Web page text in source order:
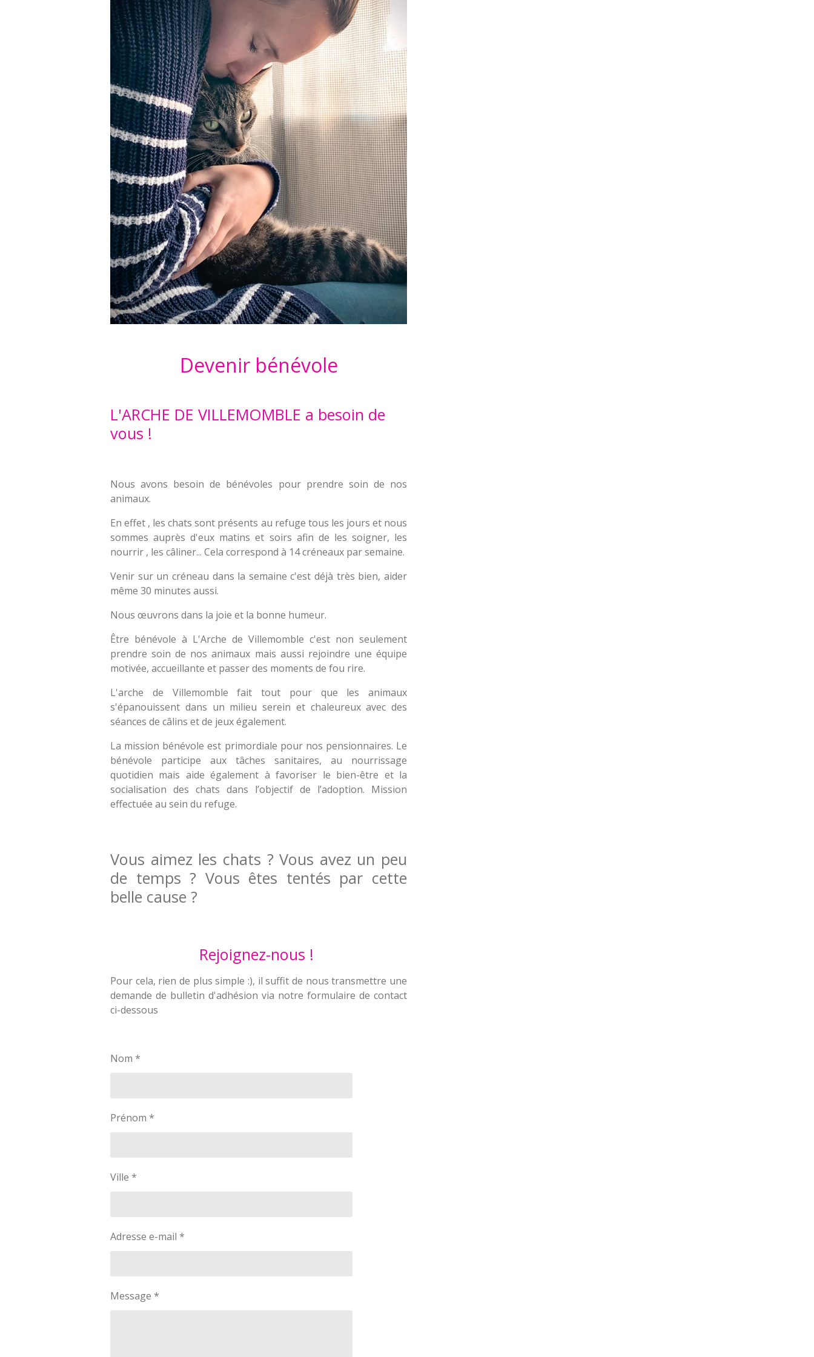
Devenir bénévole
L'ARCHE DE VILLEMOMBLE a besoin de
vous !
Nous avons besoin de bénévoles pour prendre soin de nos
animaux.
En effet , les chats sont présents au refuge tous les jours et nous
sommes auprès d'eux matins et soirs afin de les soigner, les
nourrir , les câliner... Cela correspond à 14 créneaux par semaine.
Venir sur un créneau dans la semaine c'est déjà très bien, aider
même 30 minutes aussi.
Nous œuvrons dans la joie et la bonne humeur.
Être bénévole à L'Arche de Villemomble c'est non seulement
prendre soin de nos animaux mais aussi rejoindre une équipe
motivée, accueillante et passer des moments de fou rire.
L'arche de Villemomble fait tout pour que les animaux
s'épanouissent dans un milieu serein et chaleureux avec des
séances de câlins et de jeux également.
La mission bénévole est primordiale pour nos pensionnaires. Le
bénévole participe aux tâches sanitaires, au nourrissage
quotidien mais aide également à favoriser le bien-être et la
socialisation des chats dans l’objectif de l’adoption. Mission
effectuée au sein du refuge.
Vous aimez les chats ? Vous avez un peu
de temps ? Vous êtes tentés par cette
belle cause ?
Rejoignez-nous !
Pour cela, rien de plus simple :), il suffit de nous transmettre une
demande de bulletin d'adhésion via notre formulaire de contact
ci-dessous
Nom *
Prénom *
Ville *
Adresse e-mail *
Message *